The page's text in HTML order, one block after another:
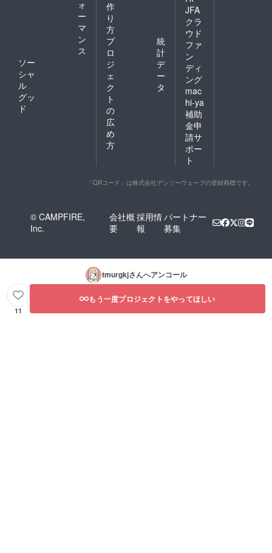
ォ
ー
マ
ン
ス
ソー
シャ
ル
グッ
ド
作
り
方
プ
ロ
ジ
ェ
ク
ト
の
広
め
方
統
計
デ
ー
タ
JFA
クラ
ウド
ファ
ン
ディ
ング
mac
hi-ya
補助
金申
請サ
ポー
ト
「QRコード」は株式会社デンソーウェーブの登録商標です。
© CAMPFIRE,
Inc.
会社概
要
採用情
報
パートナー
募集
tmurgkjさんへアンコール
11
もう一度プロジェクトをやってほしい